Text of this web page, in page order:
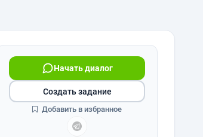
Начать диалог
Создать задание
Добавить в избранное